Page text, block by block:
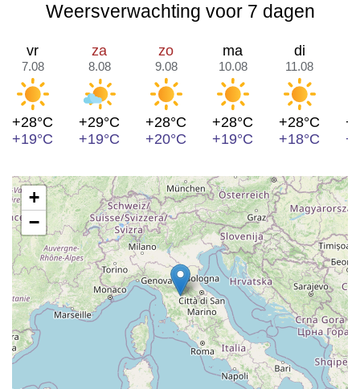
Weersverwachting voor 7 dagen
vr
7.08
+28°C
+19°C
za
8.08
+29°C
+19°C
zo
9.08
+28°C
+20°C
ma
10.08
+28°C
+19°C
di
11.08
+28°C
+18°C
+
−